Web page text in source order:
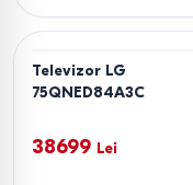
Televizor LG
75QNED84A3C
38699 Lei